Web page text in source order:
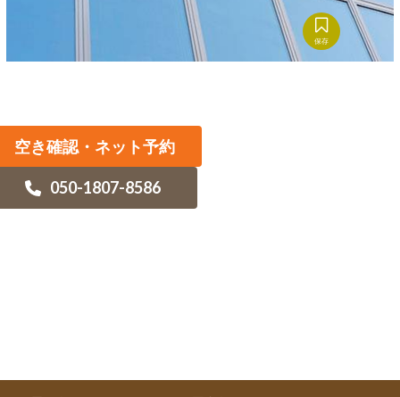
保存
空き確認・ネット予約
050-1807-8586